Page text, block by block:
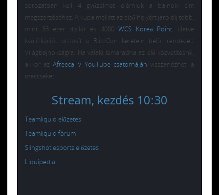
sorozatban kell 4 győzelmet elérniük a bajnoki cím
megszerzéséhez. A kupa mellett az első helyért járó díj több,
mint 33 ezer dollár és 4000WCS Korea Point, illetve
kvalifikációt biztosít a BlizzCon keretein belül rendezett
Világbajnokságra. Ha valaki lemaradna az elő közvetítésről,
akkor az AfreecaTV YouTube csatornáján visszanézheti a
meccseket.
Stream, kezdés 10:30
Teamliquid előzetes
Teamliquid fórum
Slingshot esports előzetes
Liquipedia